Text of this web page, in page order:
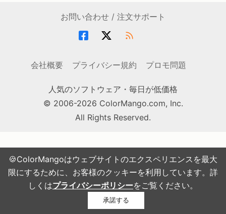
🍪ColorMangoはウェブサイトのエクスペリエンスを最大
限にするために、お客様のクッキーを利用しています。詳
しくはプライバシーポリシーをご覧ください。
承諾する
お問い合わせ / 注文サポート
会社概要 プライバシー規約 プロモ問題
人気のソフトウェア・毎日が低価格
© 2006-2026 ColorMango.com, Inc.
All Rights Reserved.